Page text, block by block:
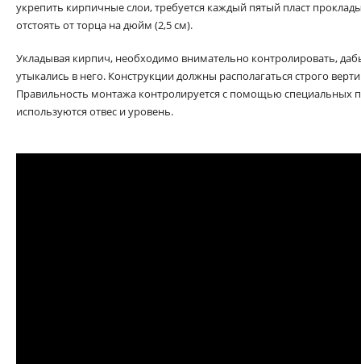
укрепить кирпичные слои, требуется каждый пятый пласт
отстоять от торца на дюйм (2,5 см).
Укладывая кирпич, необходимо внимательно контролировать,
утыкались в него. Конструкции должны располагаться строго
Правильность монтажа контролируется с помощью специальных
используются отвес и уровень.